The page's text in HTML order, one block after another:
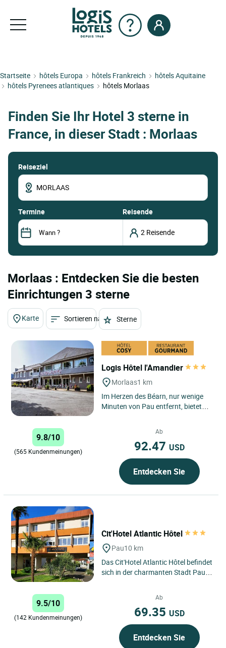
Startseite hôtels Europa hôtels Frankreich
hôtels Aquitaine
hôtels Pyrenees atlantiques
hôtels Morlaas
Finden Sie Ihr Hotel 3 sterne in
France, in dieser Stadt : Morlaas
Reiseziel
termine Reisende
Morlaas : Entdecken Sie die besten
Einrichtungen 3 sterne
Karte Sortieren nach Sterne
Logis Hôtel l'Amandier
Morlaas1 km
Im Herzen des Béarn, nur wenige
Minuten von Pau entfernt, bietet
9.8/10
(565 Kundenmeinungen)
Ab
92.47 USD
Entdecken Sie
Cit'Hotel Atlantic Hôtel
Pau10 km
Das Cit'Hotel Atlantic Hôtel befindet
sich in der charmanten Stadt Pau
9.5/10
(142 Kundenmeinungen)
Ab
69.35 USD
Entdecken Sie